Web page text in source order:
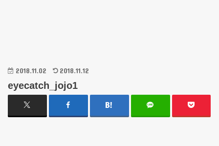
2018.11.02 2018.11.12
eyecatch_jojo1